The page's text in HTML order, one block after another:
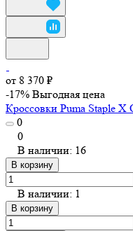
от 8 370 ₽
-17% Выгодная цена
Кроссовки Puma Staple X
0
0
В наличии: 16
В корзину
В наличии: 1
В корзину